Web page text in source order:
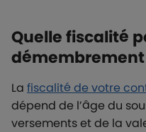
Quelle fiscalité
La fiscalité de votre
dépend de l’âge du
versements et de la